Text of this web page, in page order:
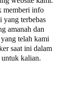
memberi info
yang terbebas
amanah dan
telah kami
saat ini dalam
untuk kalian.